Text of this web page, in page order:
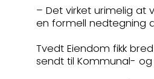
– Det virket urimelig at
en formell nedtegning
Tvedt Eiendom fikk
sendt til Kommunal-